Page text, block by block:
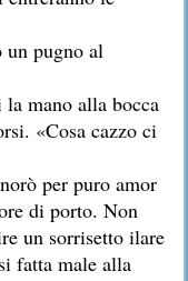
pugno al
mano alla bocca
«Cosa cazzo ci
per puro amor
di porto. Non
un sorrisetto ilare
fatta male alla